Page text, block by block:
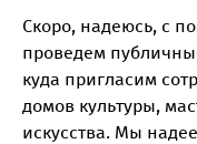
Скоро, надеюсь, с
проведем
куда пригласим
домов культуры,
искусства. Мы